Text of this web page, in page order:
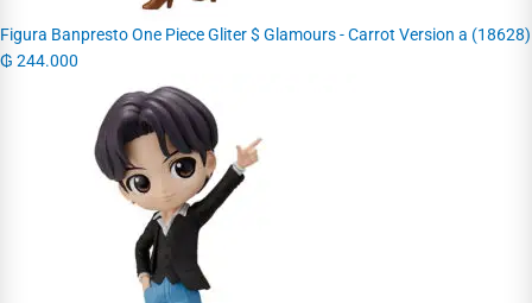
Figura Banpresto One Piece Gliter $ Glamours - Carrot Version a (18628)
₲ 244.000